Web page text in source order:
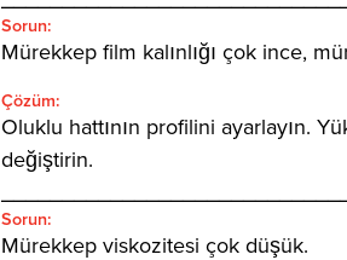
Sorun:
Mürekkep film kalınlığı çok ince,
Çözüm:
Oluklu hattının profilini ayarlayın.
değiştirin.
Sorun:
Mürekkep viskozitesi çok düşük.